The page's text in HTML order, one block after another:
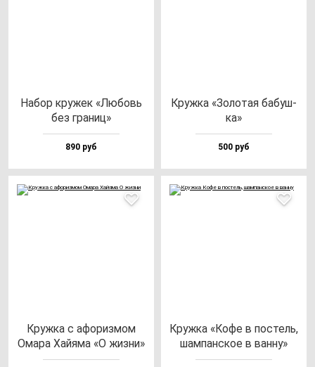
Набор кру­жек «Любовь
без гра­ниц»
890 руб
Круж­ка «Золо­тая ба­буш­
ка»
500 руб
Круж­ка с афо­риз­мом
Ома­ра Хай­яма «О жиз­ни»
Круж­ка «Кофе в пос­тель,
шам­пан­ское в ван­ну»